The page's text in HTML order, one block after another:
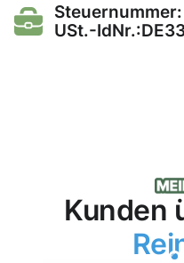
USt.-
Kunden